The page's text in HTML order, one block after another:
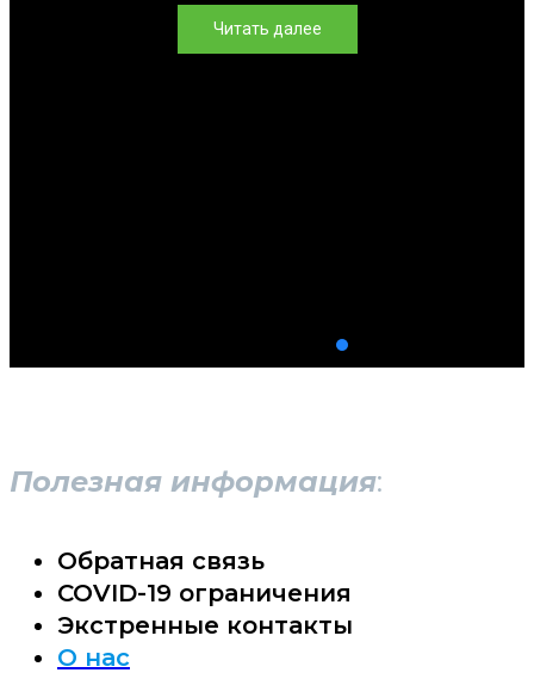
Читать далее
Полезная информация:
Обратная связь
COVID-19 ограничения
Экстренные контакты
О нас